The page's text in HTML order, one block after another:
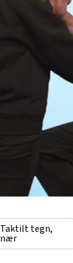
Taktilt tegn,
nær